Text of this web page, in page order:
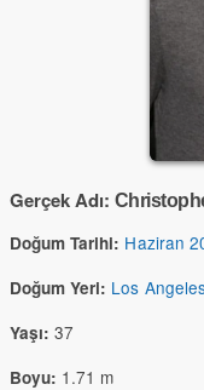
Gerçek Adı:
Doğum Tarihi: Haziran
Doğum Yeri: Los
Yaşı: 37
Boyu: 1.71 m